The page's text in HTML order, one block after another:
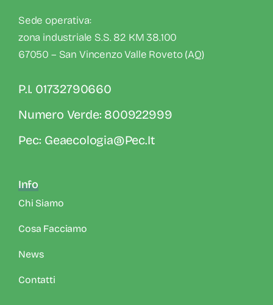
Sede operativa:
zona industriale S.S. 82 KM 38.100
67050 – San Vincenzo Valle Roveto (AQ)
P.I. 01732790660
Numero Verde: 800922999
Pec: Geaecologia@pec.it
Info
Chi Siamo
Cosa Facciamo
News
Contatti